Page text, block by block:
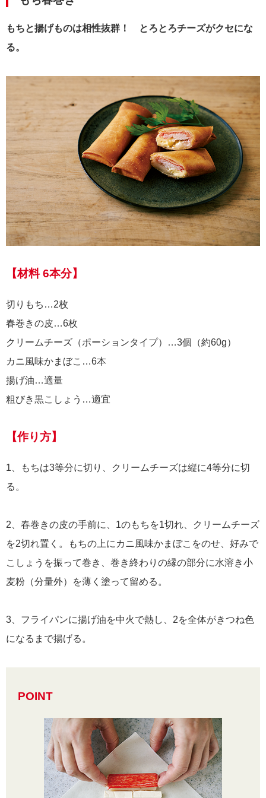
もちと揚げものは相性抜群！ とろとろチーズがクセにな
る。
【材料 6本分】
切りもち…2枚
春巻きの皮…6枚
クリームチーズ（ポーションタイプ）…3個（約60g）
カニ風味かまぼこ…6本
揚げ油…適量
粗びき黒こしょう…適宜
【作り方】
1、もちは3等分に切り、クリームチーズは縦に4等分に切
る。
2、春巻きの皮の手前に、1のもちを1切れ、クリームチーズ
を2切れ置く。もちの上にカニ風味かまぼこをのせ、好みで
こしょうを振って巻き、巻き終わりの縁の部分に水溶き小
麦粉（分量外）を薄く塗って留める。
3、フライパンに揚げ油を中火で熱し、2を全体がきつね色
になるまで揚げる。
POINT